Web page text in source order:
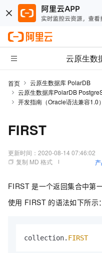
云原生数
首页
云原生数据库 PolarDB
云原生数据库PolarDB
开发指南（Oracle语法兼容1.0）
FIRST
更新时间： 2020-08-14 07:46:02
复制 MD 格式
FIRST 是一个返回集合中第
使用 FIRST 的语法如下所示：
collection. FIRST